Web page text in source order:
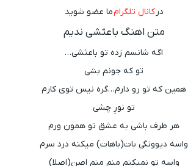
در کانال تلگرامما عضو شوید
متن اهنگ باعثشی ندیم
اگه شانسم زده تو باعثشی…
تو که جونم بشی
همین که تو رو دارم…گره نیس توی کارم
تو نورِ چشی
هر طرف باشی به عشق تو همون ورم
واسه دیوونگی بات(باهات) میکنه درد سرم
واسه تو نمیکنم منم منم اصن(اصلا)